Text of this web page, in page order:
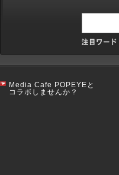
Media Cafe POPEYEと
コラボしませんか？